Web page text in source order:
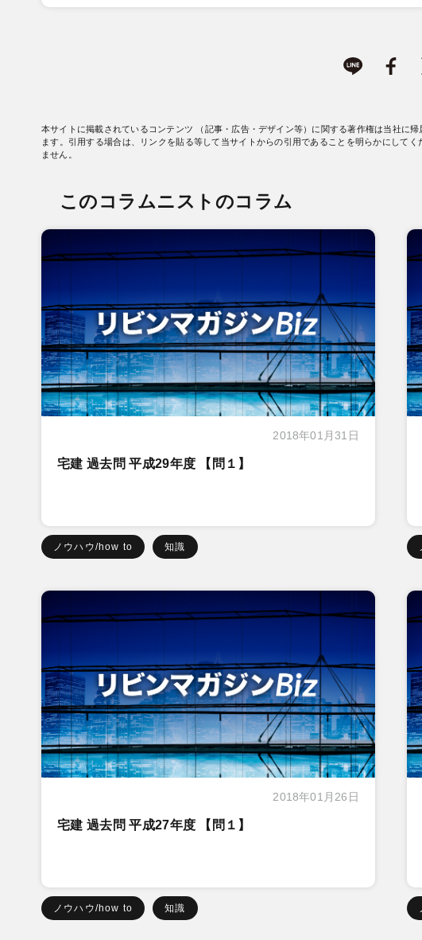
本サイトに掲載されているコンテンツ （記事・広告・デザイン等）に関する著作権は当社に
ます。引用する場合は、リンクを貼る等して当サイトからの引用であることを明らかにして
ません。
このコラムニストのコラム
2018年01月31日
宅建 過去問 平成29年度 【問１】
ノウハウ/how to 知識
2018年01月26日
宅建 過去問 平成27年度 【問１】
ノウハウ/how to 知識